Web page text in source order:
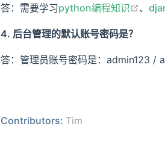
答：需要学习python编程知识 open
、
4. 后台管理的默认账号密码是？
答：管理员账号密码是：admin123 /
Contributors: Tim